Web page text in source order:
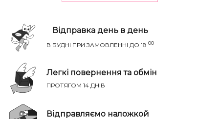
Відправка день в день
В БУДНІ ПРИ ЗАМОВЛЕННІ ДО 18 00
Легкі повернення та обмін
ПРОТЯГОМ 14 ДНІВ
Відправляємо наложкой
НАПИСАТИ IВАНЦI
Річ ідеально сяде на параметри: